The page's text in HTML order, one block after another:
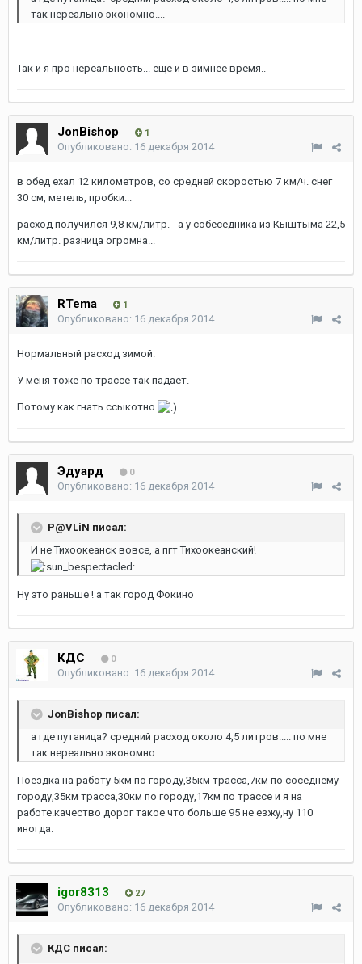
так нереально экономно....
Так и я про нереальность... еще и в зимнее время..
JonBishop 1
Опубликовано: 16 декабря 2014
в обед ехал 12 километров, со средней скоростью 7 км/ч. снег
30 см, метель, пробки...
расход получился 9,8 км/литр. - а у собеседника из Кыштыма 22,5
км/литр. разница огромна...
RTema 1
Опубликовано: 16 декабря 2014
Нормальный расход зимой.
У меня тоже по трассе так падает.
Потому как гнать ссыкотно
Эдуард 0
Опубликовано: 16 декабря 2014
P@VLiN писал:
И не Тихоокеанск вовсе, а пгт Тихоокеанский!
Ну это раньше ! а так город Фокино
КДС 0
Опубликовано: 16 декабря 2014
JonBishop писал:
а где путаница? средний расход около 4,5 литров..... по мне
так нереально экономно....
Поездка на работу 5км по городу,35км трасса,7км по соседнему
городу,35км трасса,30км по городу,17км по трассе и я на
работе.качество дорог такое что больше 95 не езжу,ну 110
иногда.
igor8313 27
Опубликовано: 16 декабря 2014
КДС писал: